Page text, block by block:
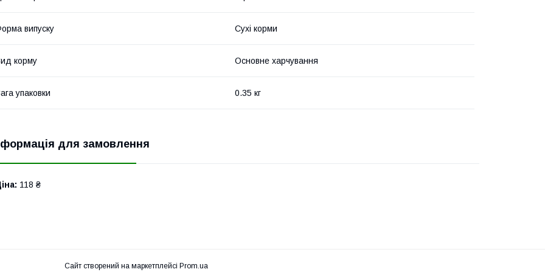
випуску Сухі корми
корму Основне харчування
упаковки 0.35 кг
для замовлення
118 ₴
Сайт створений на маркетплейсі Prom.ua